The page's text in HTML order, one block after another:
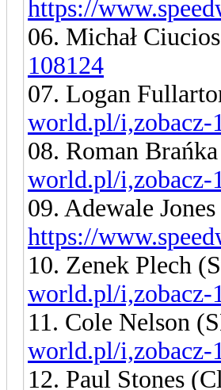
https://
06. Michał
108124
07. Logan
world.pl/i,zobacz-
08. Roman
world.pl/i,zobacz-
09. Adewale
https://
10. Zenek Plech
world.pl/i,zobacz-
11. Cole Nelson
world.pl/i,zobacz-
12. Paul Stones